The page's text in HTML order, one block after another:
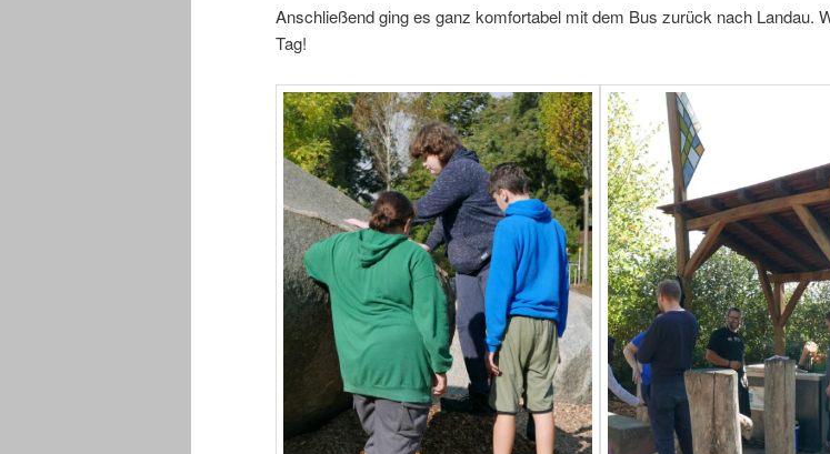
Anschließend ging es ganz komfortabel mit dem Bus zurück nach Landau.
Tag!